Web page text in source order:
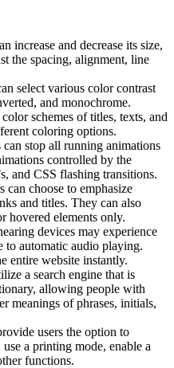
increase and decrease its size,
the spacing, alignment, line
select various color contrast
and monochrome.
schemes of titles, texts, and
coloring options.
stop all running animations
controlled by the
and CSS flashing transitions.
can choose to emphasize
and titles. They can also
hovered elements only.
devices may experience
to automatic audio playing.
entire website instantly.
a search engine that is
allowing people with
meanings of phrases, initials,
users the option to
a printing mode, enable a
functions.